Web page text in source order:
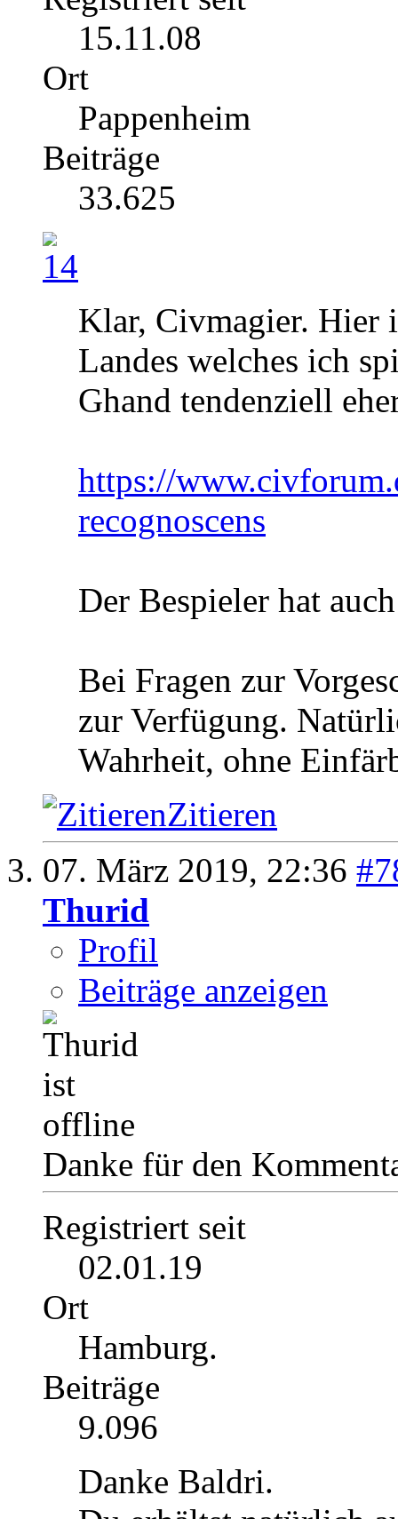
15.11.08
Ort
Pappenheim
Beiträge
33.625
Klar, Civmagier. Hier
Landes welches ich
Ghand tendenziell
https://
recognoscens
Der Bespieler hat
Bei Fragen zur
zur Verfügung.
Wahrheit, ohne
Zitieren
07. März 2019, 22:36
Thurid
Profil
Beiträge anzeigen
Danke für den
Registriert seit
02.01.19
Ort
Hamburg.
Beiträge
9.096
Danke Baldri.